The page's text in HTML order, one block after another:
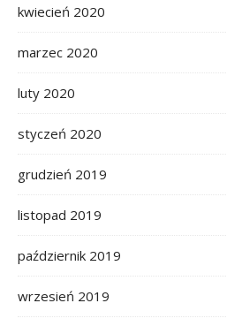
kwiecień 2020
marzec 2020
luty 2020
styczeń 2020
grudzień 2019
listopad 2019
październik 2019
wrzesień 2019